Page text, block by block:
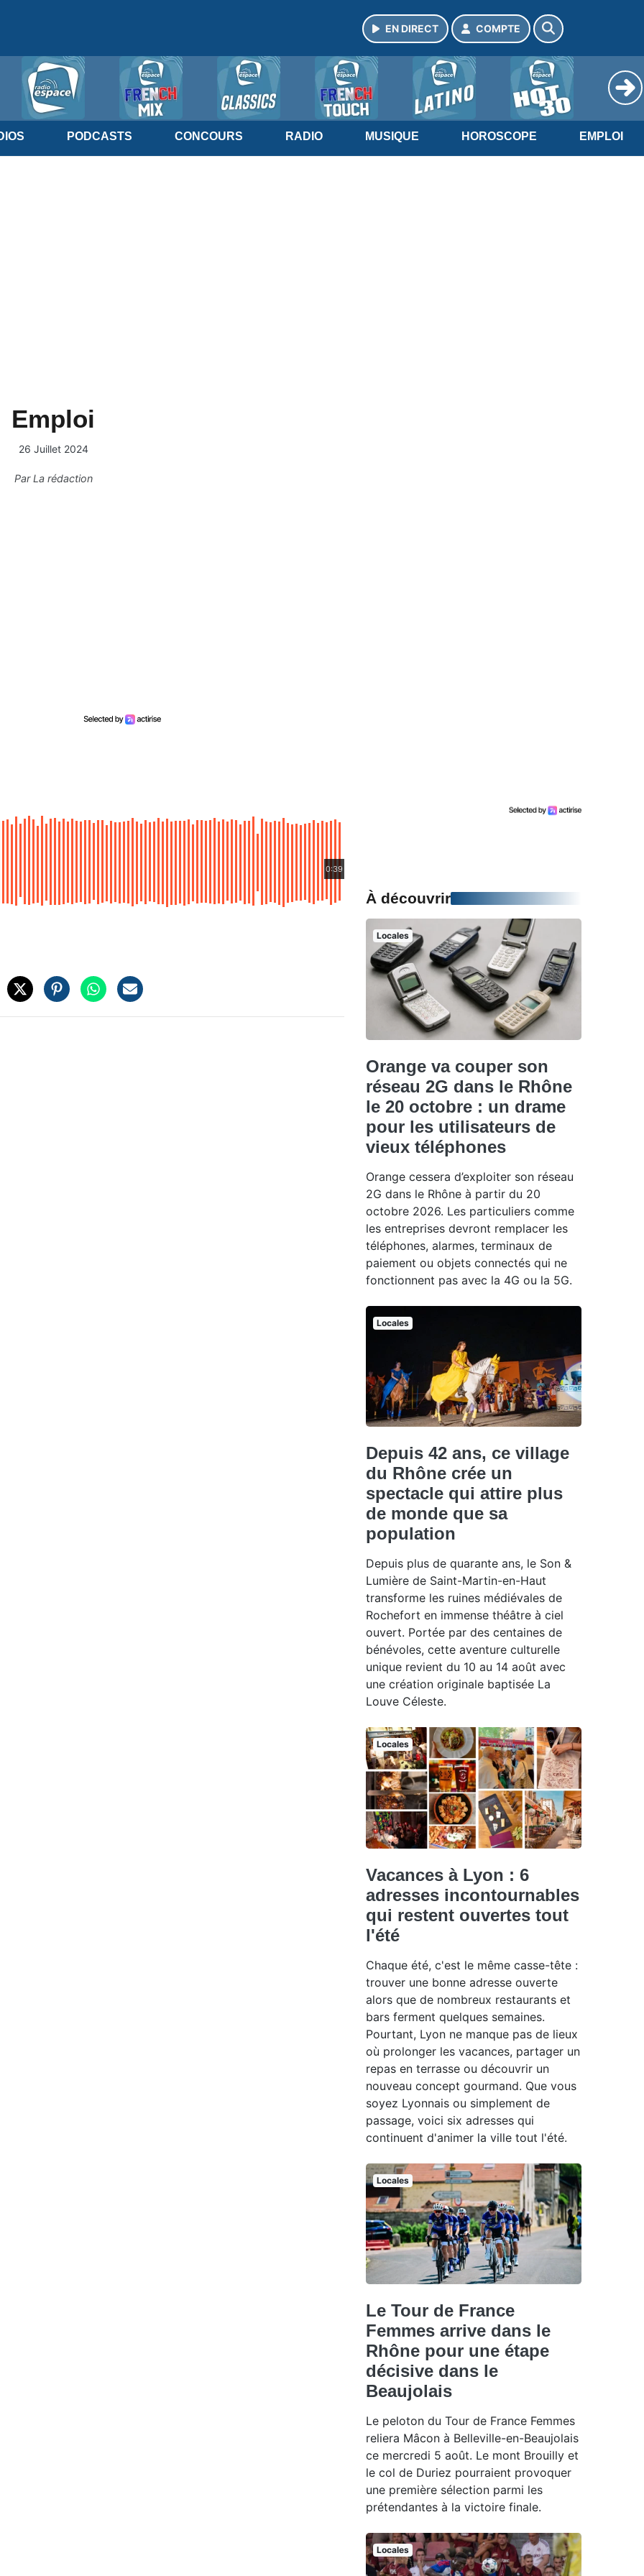
EN DIRECT COMPTE
PODCASTS CONCOURS RADIO MUSIQUE HOROSCOPE EMPLOI
Emploi
26 Juillet 2024
ParLa rédaction
0:39
À découvrir
Locales
Orange va couper son
réseau 2G dans le Rhône
le 20 octobre : un drame
pour les utilisateurs de
vieux téléphones
Orange cessera d’exploiter son réseau
2G dans le Rhône à partir du 20
octobre 2026. Les particuliers comme
les entreprises devront remplacer les
téléphones, alarmes, terminaux de
paiement ou objets connectés qui ne
fonctionnent pas avec la 4G ou la 5G.
Locales
Depuis 42 ans, ce village
du Rhône crée un
spectacle qui attire plus
de monde que sa
population
Depuis plus de quarante ans, le Son &
Lumière de Saint-Martin-en-Haut
transforme les ruines médiévales de
Rochefort en immense théâtre à ciel
ouvert. Portée par des centaines de
bénévoles, cette aventure culturelle
unique revient du 10 au 14 août avec
une création originale baptisée La
Louve Céleste.
Locales
Vacances à Lyon : 6
adresses incontournables
qui restent ouvertes tout
l'été
Chaque été, c'est le même casse-tête :
trouver une bonne adresse ouverte
alors que de nombreux restaurants et
bars ferment quelques semaines.
Pourtant, Lyon ne manque pas de lieux
où prolonger les vacances, partager un
repas en terrasse ou découvrir un
nouveau concept gourmand. Que vous
soyez Lyonnais ou simplement de
passage, voici six adresses qui
continuent d'animer la ville tout l'été.
Locales
Le Tour de France
Femmes arrive dans le
Rhône pour une étape
décisive dans le
Beaujolais
Le peloton du Tour de France Femmes
reliera Mâcon à Belleville-en-Beaujolais
ce mercredi 5 août. Le mont Brouilly et
le col de Duriez pourraient provoquer
une première sélection parmi les
prétendantes à la victoire finale.
Locales